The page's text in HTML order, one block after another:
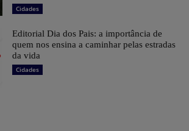
Cidades
Editorial Dia dos Pais: a importância de
quem nos ensina a caminhar pelas estradas
da vida
Cidades